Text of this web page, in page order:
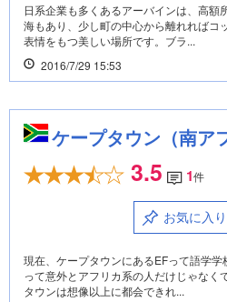
日系企業も多くあるアーバインは、高額
海もあり、少し町の中心から離れればコ
表情をもつ美しい場所です。ブラ...
2016/7/29 15:53
ケープタウン（南ア
3.5 1件
お気に入
現在、ケープタウンにあるEFって語学
って意外とアフリカ系の人だけじゃなく
タウンは想像以上に都会できれ...